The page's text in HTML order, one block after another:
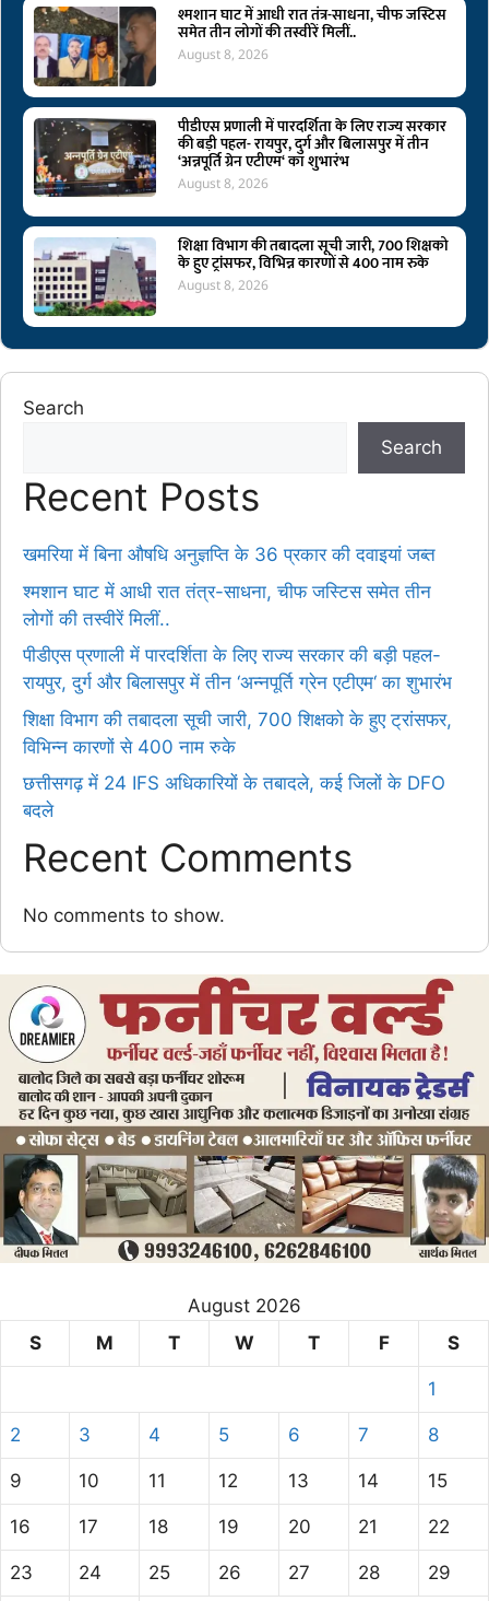
श्मशान घाट में आधी रात तंत्र-साधना, चीफ जस्टिस
समेत तीन लोगों की तस्वीरें मिलीं..
August 8, 2026
पीडीएस प्रणाली में पारदर्शिता के लिए राज्य सरकार
की बड़ी पहल- रायपुर, दुर्ग और बिलासपुर में तीन
‘अन्नपूर्ति ग्रेन एटीएम‘ का शुभारंभ
August 8, 2026
शिक्षा विभाग की तबादला सूची जारी, 700 शिक्षको
के हुए ट्रांसफर, विभिन्न कारणों से 400 नाम रुके
August 8, 2026
Search
Search
Recent Posts
खमरिया में बिना औषधि अनुज्ञप्ति के 36 प्रकार की दवाइयां जब्त
श्मशान घाट में आधी रात तंत्र-साधना, चीफ जस्टिस समेत तीन
लोगों की तस्वीरें मिलीं..
पीडीएस प्रणाली में पारदर्शिता के लिए राज्य सरकार की बड़ी पहल-
रायपुर, दुर्ग और बिलासपुर में तीन ‘अन्नपूर्ति ग्रेन एटीएम‘ का शुभारंभ
शिक्षा विभाग की तबादला सूची जारी, 700 शिक्षको के हुए ट्रांसफर,
विभिन्न कारणों से 400 नाम रुके
छत्तीसगढ़ में 24 IFS अधिकारियों के तबादले, कई जिलों के DFO
बदले
Recent Comments
No comments to show.
August 2026
S
M T W T F S
1
2 3 4 5 6 7 8
9 10 11 12 13 14 15
16 17 18 19 20 21 22
23 24 25 26 27 28 29